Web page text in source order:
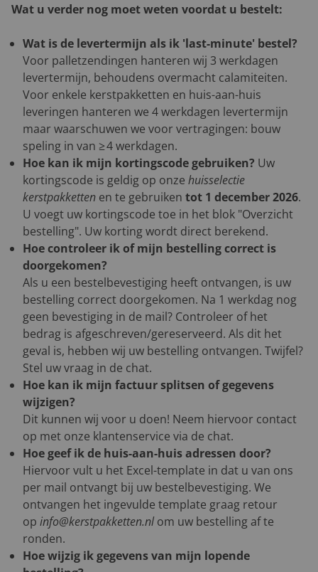
Wat u verder nog moet weten voordat u bestelt:
Wat is de levertermijn als ik 'last-minute' bestel?
Voor palletzendingen hanteren wij 3 werkdagen
levertermijn, behoudens overmacht calamiteiten.
Voor enkele kerstpakketten en huis-aan-huis
leveringen hanteren we 4 werkdagen levertermijn
maar waarschuwen we voor vertragingen: bouw
speling in van ≥ 4 werkdagen.
Hoe kan ik mijn kortingscode gebruiken? Uw
kortingscode is geldig op onze huisselectie
kerstpakketten en te gebruiken tot 1 december 2026.
U voegt uw kortingscode toe in het blok "Overzicht
bestelling". Uw korting wordt direct berekend.
Hoe controleer ik of mijn bestelling correct is
doorgekomen?
Als u een bestelbevestiging heeft ontvangen, is uw
bestelling correct doorgekomen. Na 1 werkdag nog
geen bevestiging in de mail? Controleer of het
bedrag is afgeschreven/gereserveerd. Als dit het
geval is, hebben wij uw bestelling ontvangen. Twijfel?
Stel uw vraag in de chat.
Hoe kan ik mijn factuur splitsen of gegevens
wijzigen?
Dit kunnen wij voor u doen! Neem hiervoor contact
op met onze klantenservice via de chat.
Hoe geef ik de huis-aan-huis adressen door?
Hiervoor vult u het Excel-template in dat u van ons
per mail ontvangt bij uw bestelbevestiging. We
ontvangen het ingevulde template graag retour
op info@kerstpakketten.nlom uw bestelling af te
ronden.
Hoe wijzig ik gegevens van mijn lopende